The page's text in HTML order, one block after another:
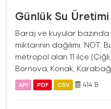
Günlük Su Üretimi
Baraj ve kuyular
miktarının dağılımı.
metropol alan 11 ilçe
Bornova, Konak,
API PDF CSV 414 B